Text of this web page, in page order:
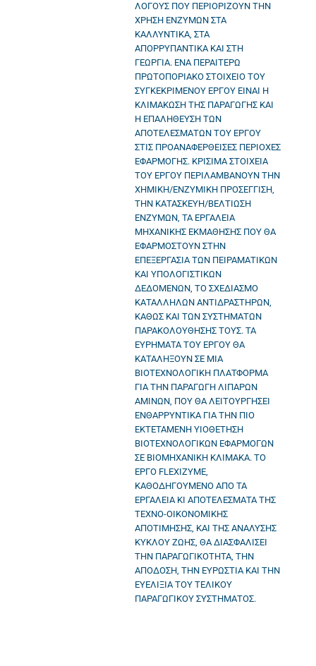
ΛΟΓΟΥΣ ΠΟΥ ΠΕΡΙΟΡΙΖΟΥΝ ΤΗΝ
ΧΡΗΣΗ ΕΝΖΥΜΩΝ ΣΤΑ
ΚΑΛΛΥΝΤΙΚΑ, ΣΤΑ
ΑΠΟΡΡΥΠΑΝΤΙΚΑ ΚΑΙ ΣΤΗ
ΓΕΩΡΓΙΑ. ΕΝΑ ΠΕΡΑΙΤΕΡΩ
ΠΡΩΤΟΠΟΡΙΑΚΟ ΣΤΟΙΧΕΙΟ ΤΟΥ
ΣΥΓΚΕΚΡΙΜΕΝΟΥ ΕΡΓΟΥ ΕΙΝΑΙ Η
ΚΛΙΜΑΚΩΣΗ ΤΗΣ ΠΑΡΑΓΩΓΗΣ ΚΑΙ
Η ΕΠΑΛΗΘΕΥΣΗ ΤΩΝ
ΑΠΟΤΕΛΕΣΜΑΤΩΝ ΤΟΥ ΕΡΓΟΥ
ΣΤΙΣ ΠΡΟΑΝΑΦΕΡΘΕΙΣΕΣ ΠΕΡΙΟΧΕΣ
ΕΦΑΡΜΟΓΗΣ. ΚΡΙΣΙΜΑ ΣΤΟΙΧΕΙΑ
ΤΟΥ ΕΡΓΟΥ ΠΕΡΙΛΑΜΒΑΝΟΥΝ ΤΗΝ
ΧΗΜΙΚΗ/ΕΝΖΥΜΙΚΗ ΠΡΟΣΕΓΓΙΣΗ,
ΤΗΝ ΚΑΤΑΣΚΕΥΗ/ΒΕΛΤΙΩΣΗ
ΕΝΖΥΜΩΝ, ΤΑ ΕΡΓΑΛΕΙΑ
ΜΗΧΑΝΙΚΗΣ ΕΚΜΑΘΗΣΗΣ ΠΟΥ ΘΑ
ΕΦΑΡΜΟΣΤΟΥΝ ΣΤΗΝ
ΕΠΕΞΕΡΓΑΣΙΑ ΤΩΝ ΠΕΙΡΑΜΑΤΙΚΩΝ
ΚΑΙ ΥΠΟΛΟΓΙΣΤΙΚΩΝ
ΔΕΔΟΜΕΝΩΝ, ΤΟ ΣΧΕΔΙΑΣΜΟ
ΚΑΤΑΛΛΗΛΩΝ ΑΝΤΙΔΡΑΣΤΗΡΩΝ,
ΚΑΘΩΣ ΚΑΙ ΤΩΝ ΣΥΣΤΗΜΑΤΩΝ
ΠΑΡΑΚΟΛΟΥΘΗΣΗΣ ΤΟΥΣ. ΤΑ
ΕΥΡΗΜΑΤΑ ΤΟΥ ΕΡΓΟΥ ΘΑ
ΚΑΤΑΛΗΞΟΥΝ ΣΕ ΜΙΑ
ΒΙΟΤΕΧΝΟΛΟΓΙΚΗ ΠΛΑΤΦΟΡΜΑ
ΓΙΑ ΤΗΝ ΠΑΡΑΓΩΓΗ ΛΙΠΑΡΩΝ
ΑΜΙΝΩΝ, ΠΟΥ ΘΑ ΛΕΙΤΟΥΡΓΗΣΕΙ
ΕΝΘΑΡΡΥΝΤΙΚΑ ΓΙΑ ΤΗΝ ΠΙΟ
ΕΚΤΕΤΑΜΕΝΗ ΥΙΟΘΕΤΗΣΗ
ΒΙΟΤΕΧΝΟΛΟΓΙΚΩΝ ΕΦΑΡΜΟΓΩΝ
ΣΕ ΒΙΟΜΗΧΑΝΙΚΗ ΚΛΙΜΑΚΑ. ΤΟ
ΕΡΓΟ FLEXIZYME,
ΚΑΘΟΔΗΓΟΥΜΕΝΟ ΑΠΟ ΤΑ
ΕΡΓΑΛΕΙΑ ΚΙ ΑΠΟΤΕΛΕΣΜΑΤΑ ΤΗΣ
ΤΕΧΝΟ-ΟΙΚΟΝΟΜΙΚΗΣ
ΑΠΟΤΙΜΗΣΗΣ, ΚΑΙ ΤΗΣ ΑΝΑΛΥΣΗΣ
ΚΥΚΛΟΥ ΖΩΗΣ, ΘΑ ΔΙΑΣΦΑΛΙΣΕΙ
ΤΗΝ ΠΑΡΑΓΩΓΙΚΟΤΗΤΑ, ΤΗΝ
ΑΠΟΔΟΣΗ, ΤΗΝ ΕΥΡΩΣΤΙΑ ΚΑΙ ΤΗΝ
ΕΥΕΛΙΞΙΑ ΤΟΥ ΤΕΛΙΚΟΥ
ΠΑΡΑΓΩΓΙΚΟΥ ΣΥΣΤΗΜΑΤΟΣ.